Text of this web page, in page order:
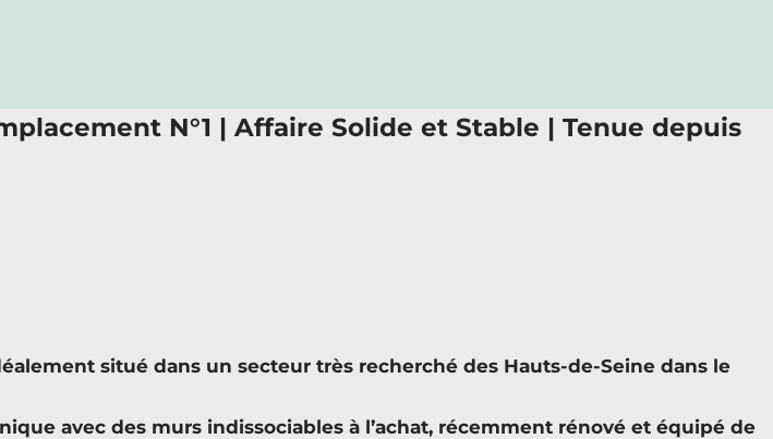
N°1 | Affaire Solide et Stable | Tenue depuis
situé dans un secteur très recherché des Hauts-de-Seine dans le
avec des murs indissociables à l’achat, récemment rénové et équipé de